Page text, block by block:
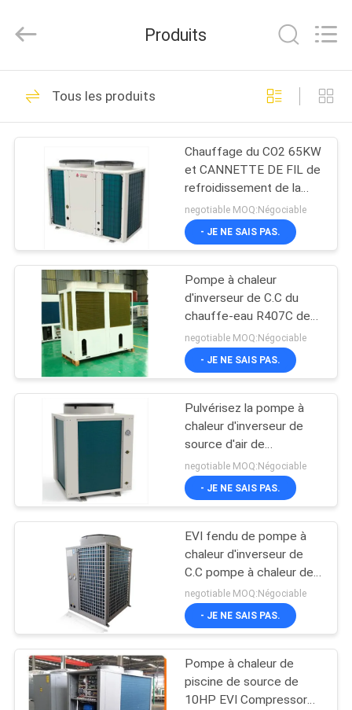
MAISON
PRODUITS
VIDÉOS
PROPOS
NOUS
VISITE
L'USINE
CONTRÔLE
QUALITÉ
NOUS
CONTACTER
Technology
Rights
Developed
pompe à chaleur à
températures
9
Pompe à chaleur de
CO2
35
Pompe à chaleur de
source d'air
pompe à chaleur de
source d'air de
piscine
28
Produits
Tous les produits
Chauffage du CO2 65KW
et CANNETTE DE FIL de
refroidissement de la
pompe à chaleur de CO2
de la pompe à chaleur
380V 4,7
negotiable MOQ:Négociable
- JE NE SAIS PAS.
Pompe à chaleur
d'inverseur de C.C du
chauffe-eau R407C de
pompe à chaleur de
piscine
negotiable MOQ:Négociable
- JE NE SAIS PAS.
Pulvérisez la pompe à
chaleur d'inverseur de
source d'air de
revêtement pour la
piscine 300KW
negotiable MOQ:Négociable
- JE NE SAIS PAS.
EVI fendu de pompe à
chaleur d'inverseur de
C.C pompe à chaleur de
source d'air de 3 phases
220V
negotiable MOQ:Négociable
- JE NE SAIS PAS.
Pompe à chaleur de
piscine de source de
10HP EVI Compressor